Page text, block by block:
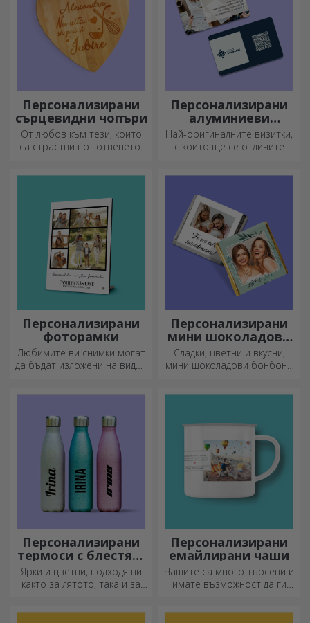
Персонализирани
сърцевидни чопъри
От любов към тези, които
са страстни по готвенето,
Персонализирани
алуминиеви
визитни картички
Най-оригиналните визитки,
с които ще се отличите
Персонализирани
фоторамки
Любимите ви снимки могат
да бъдат изложени на видно
Персонализирани
мини шоколадови
бонбони
Сладки, цветни и вкусни,
мини шоколадови бонбони
Персонализирани
термоси с блестящ
дизайн
Ярки и цветни, подходящи
както за лятото, така и за
за персонализиране и
Персонализирани
емайлирани чаши
Чашите са много търсени и
имате възможност да ги
носите със себе си, където